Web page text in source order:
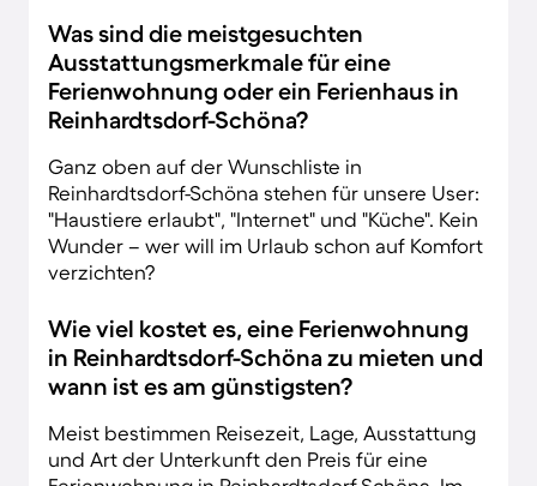
Was sind die meistgesuchten
Ausstattungsmerkmale für eine
Ferienwohnung oder ein Ferienhaus in
Reinhardtsdorf-Schöna?
Ganz oben auf der Wunschliste in
Reinhardtsdorf-Schöna stehen für unsere User:
"Haustiere erlaubt", "Internet" und "Küche". Kein
Wunder – wer will im Urlaub schon auf Komfort
verzichten?
Wie viel kostet es, eine Ferienwohnung
in Reinhardtsdorf-Schöna zu mieten und
wann ist es am günstigsten?
Meist bestimmen Reisezeit, Lage, Ausstattung
und Art der Unterkunft den Preis für eine